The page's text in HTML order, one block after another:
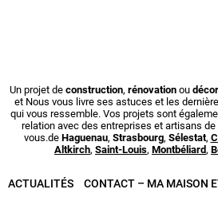
Un projet de construction, rénovation ou
et Nous vous livre ses astuces et les
qui vous ressemble. Vos projets sont
relation avec des entreprises et artisans
vous.de Haguenau, Strasbourg, Sélestat,
Altkirch, Saint-Louis, Montbéliard,
ACTUALITÉS CONTACT – MA MAISON